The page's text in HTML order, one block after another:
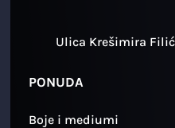
Ulica Krešimira
PONUDA
Boje i mediumi